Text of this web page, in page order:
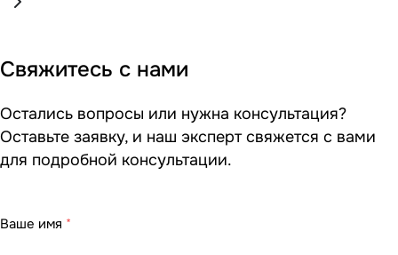
Свяжитесь с нами
Остались вопросы или нужна консультация?
Оставьте заявку, и наш эксперт свяжется с вами
для подробной консультации.
Ваше имя *